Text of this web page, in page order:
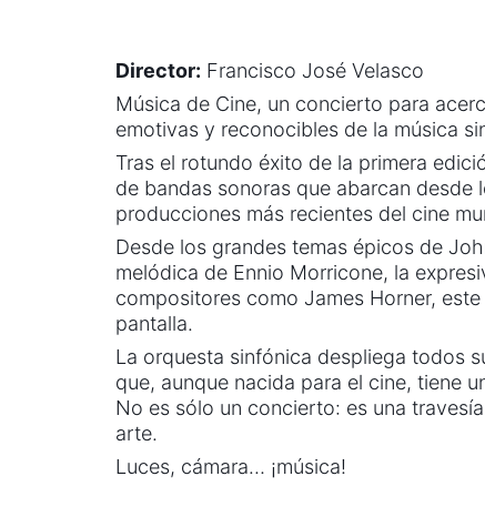
Director: Francisco José Velasco
Música de Cine, un concierto para
emotivas y reconocibles de la música
Tras el rotundo éxito de la primera
de bandas sonoras que abarcan
producciones más recientes del cine
Desde los grandes temas épicos de
melódica de Ennio Morricone, la
compositores como James Horner,
pantalla.
La orquesta sinfónica despliega todos
que, aunque nacida para el cine, tiene
No es sólo un concierto: es una
arte.
Luces, cámara… ¡música!